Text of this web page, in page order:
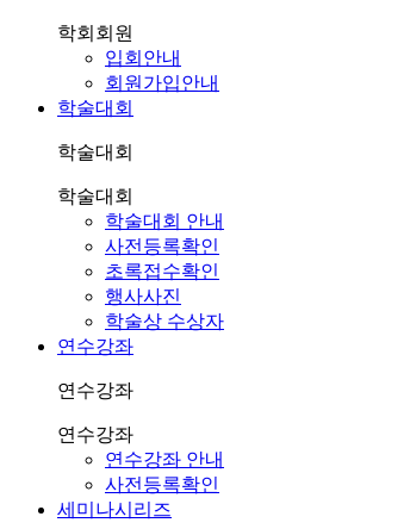
학회회원
입회안내
회원가입안내
학술대회
학술대회
학술대회
학술대회 안내
사전등록확인
초록접수확인
행사사진
학술상 수상자
연수강좌
연수강좌
연수강좌
연수강좌 안내
사전등록확인
세미나시리즈